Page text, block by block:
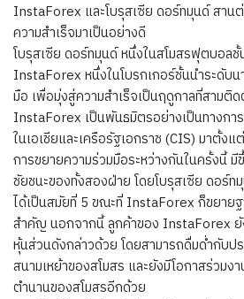
InstaForex และโบรุสเซีย ดอร์ทมุนด์ สาน
ความสำเร็จมาเป็นอย่างดี
โบรุสเซีย ดอร์ทมุนด์ หนึ่งในสโมสรฟุตบอลชั้
InstaForex หนึ่งในโบรกเกอร์ชั้นนำระดับ
มือ เพื่อมุ่งสู่ความสำเร็จเป็นฤดูกาลที่สามติ
InstaForex เป็นพันธมิตรอย่างเป็นทางกา
ในเอเชียและเครือรัฐเอกราช (CIS) มาตั้ง
การขยายความร่วมมือระหว่างกันในครั้งนี้
ชัยชนะของทั้งสองฝ่าย โดยโบรุสเซีย ดอร์
ได้เป็นสมัยที่ 5 ขณะที่ InstaForex ก็ขยาย
สำคัญ นอกจากนี้ ลูกค้าของ InstaForex ยั
หุ้นส่วนดังกล่าวด้วย โดยสามารถดื่มด่ำกับ
สนามเหย้าของสโมสร และยังมีโอกาสร่วม
ตำนานของสโมสรอีกด้วย